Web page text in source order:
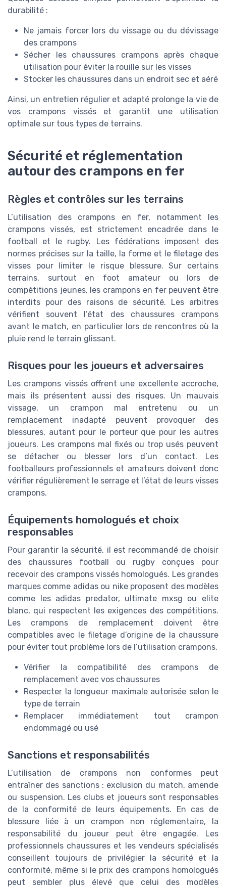
durabilité :
Ne jamais forcer lors du vissage ou du dévissage
des crampons
Sécher les chaussures crampons après chaque
utilisation pour éviter la rouille sur les visses
Stocker les chaussures dans un endroit sec et aéré
Ainsi, un entretien régulier et adapté prolonge la vie de
vos crampons vissés et garantit une utilisation
optimale sur tous types de terrains.
Sécurité et réglementation
autour des crampons en fer
Règles et contrôles sur les terrains
L’utilisation des crampons en fer, notamment les
crampons vissés, est strictement encadrée dans le
football et le rugby. Les fédérations imposent des
normes précises sur la taille, la forme et le filetage des
visses pour limiter le risque blessure. Sur certains
terrains, surtout en foot amateur ou lors de
compétitions jeunes, les crampons en fer peuvent être
interdits pour des raisons de sécurité. Les arbitres
vérifient souvent l’état des chaussures crampons
avant le match, en particulier lors de rencontres où la
pluie rend le terrain glissant.
Risques pour les joueurs et adversaires
Les crampons vissés offrent une excellente accroche,
mais ils présentent aussi des risques. Un mauvais
vissage, un crampon mal entretenu ou un
remplacement inadapté peuvent provoquer des
blessures, autant pour le porteur que pour les autres
joueurs. Les crampons mal fixés ou trop usés peuvent
se détacher ou blesser lors d’un contact. Les
footballeurs professionnels et amateurs doivent donc
vérifier régulièrement le serrage et l’état de leurs visses
crampons.
Équipements homologués et choix
responsables
Pour garantir la sécurité, il est recommandé de choisir
des chaussures football ou rugby conçues pour
recevoir des crampons vissés homologués. Les grandes
marques comme adidas ou nike proposent des modèles
comme les adidas predator, ultimate mxsg ou elite
blanc, qui respectent les exigences des compétitions.
Les crampons de remplacement doivent être
compatibles avec le filetage d’origine de la chaussure
pour éviter tout problème lors de l’utilisation crampons.
Vérifier la compatibilité des crampons de
remplacement avec vos chaussures
Respecter la longueur maximale autorisée selon le
type de terrain
Remplacer immédiatement tout crampon
endommagé ou usé
Sanctions et responsabilités
L’utilisation de crampons non conformes peut
entraîner des sanctions : exclusion du match, amende
ou suspension. Les clubs et joueurs sont responsables
de la conformité de leurs équipements. En cas de
blessure liée à un crampon non réglementaire, la
responsabilité du joueur peut être engagée. Les
professionnels chaussures et les vendeurs spécialisés
conseillent toujours de privilégier la sécurité et la
conformité, même si le prix des crampons homologués
peut sembler plus élevé que celui des modèles